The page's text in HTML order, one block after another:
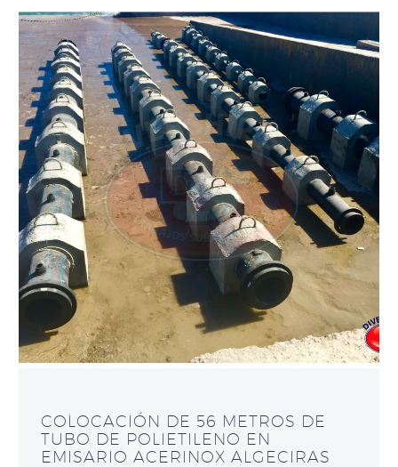
COLOCACIÓN DE 56 METROS DE
TUBO DE POLIETILENO EN
EMISARIO ACERINOX ALGECIRAS